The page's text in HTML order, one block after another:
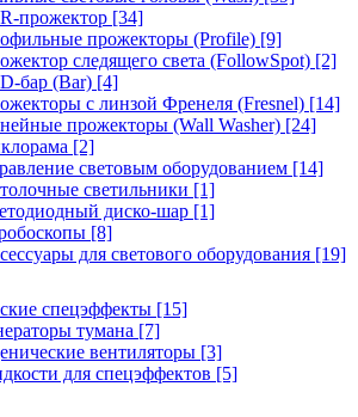
прожектор [34]
прожекторы (Profile) [9]
следящего света (FollowSpot) [2]
бар (Bar) [4]
с линзой Френеля (Fresnel) [14]
прожекторы (Wall Washer) [24]
[2]
световым оборудованием [14]
светильники [1]
диско-шар [1]
[8]
для светового оборудования [19]
спецэффекты [15]
тумана [7]
вентиляторы [3]
для спецэффектов [5]